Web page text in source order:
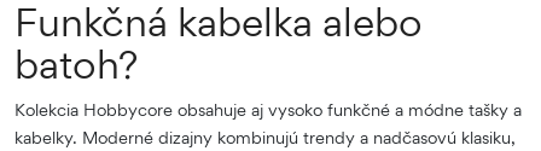
Funkčná kabelka alebo
batoh?
Kolekcia Hobbycore obsahuje aj vysoko funkčné a módne tašky a
kabelky. Moderné dizajny kombinujú trendy a nadčasovú klasiku,